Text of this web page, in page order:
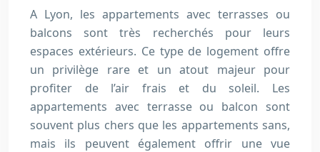
A Lyon, les appartements avec terrasses ou
balcons sont très recherchés pour leurs
espaces extérieurs. Ce type de logement offre
un privilège rare et un atout majeur pour
profiter de l’air frais et du soleil. Les
appartements avec terrasse ou balcon sont
souvent plus chers que les appartements sans,
mais ils peuvent également offrir une vue